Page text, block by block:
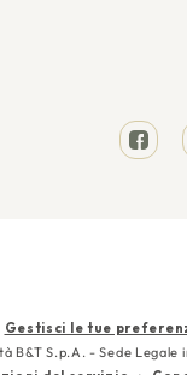
Gestisci le tue
S.p.A. - Sede Legale